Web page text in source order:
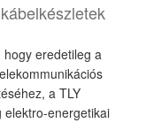
eredetileg a
a TLY
elektro-energetikai